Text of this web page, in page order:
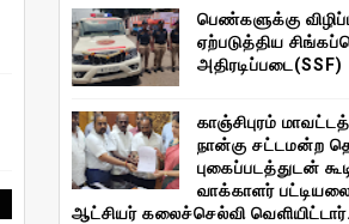
பெண்களுக்கு
ஏற்படுத்திய
அதிரடிப்படை(SSF)
காஞ்சிபுரம்
நான்கு சட்டமன்ற
புகைப்படத்துடன்
வாக்காளர்
ஆட்சியர் கலைச்செல்வி வெளியிட்டார்.